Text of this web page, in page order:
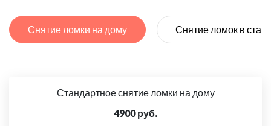
Снятие ломки на дому Снятие ломок в
Стандартное снятие ломки на дому
4900 руб.